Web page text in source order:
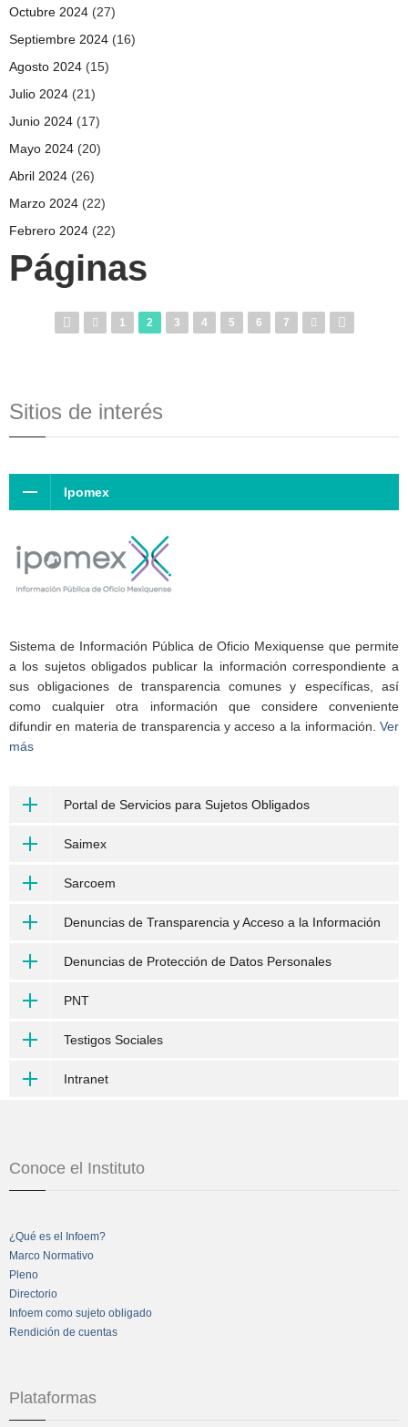
Octubre 2024 (27)
Septiembre 2024 (16)
Agosto 2024 (15)
Julio 2024 (21)
Junio 2024 (17)
Mayo 2024 (20)
Abril 2024 (26)
Marzo 2024 (22)
Febrero 2024 (22)
Páginas
1 2 3 4 5 6 7
Sitios de interés
Ipomex
Sistema de Información Pública de Oficio Mexiquense que permite
a los sujetos obligados publicar la información correspondiente a
sus obligaciones de transparencia comunes y específicas, así
como cualquier otra información que considere conveniente
difundir en materia de transparencia y acceso a la información. Ver
más
Portal de Servicios para Sujetos Obligados
Saimex
Sarcoem
Denuncias de Transparencia y Acceso a la Información
Denuncias de Protección de Datos Personales
PNT
Testigos Sociales
Intranet
Conoce el Instituto
¿Qué es el Infoem?
Marco Normativo
Pleno
Directorio
Infoem como sujeto obligado
Rendición de cuentas
Plataformas